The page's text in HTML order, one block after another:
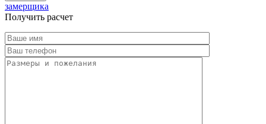
замерщика
Получить расчет